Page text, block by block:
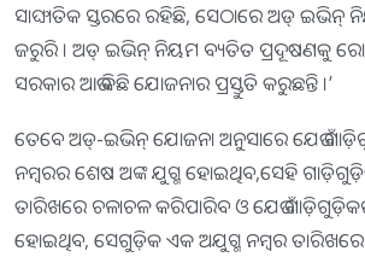
ସାଙ୍ଘାତିକ ସ୍ତରରେ ରହିଛି, ସେଠାରେ ଅଡ୍ ଇଭିନ୍
ଜରୁରି । ଅଡ୍ ଇଭିନ୍ ନିୟମ ବ୍ୟତିତ ପ୍ରଦୂଷଣକୁ
ସରକାର ଆଉ କିଛି ଯୋଜନାର ପ୍ରସ୍ତୁତି କରୁଛନ୍ତି ।’
ତେବେ ଅଡ୍‍-ଇଭିନ୍‍ ଯୋଜନା ଅନୁସାରେ ଯେଉଁ
ନମ୍ବରର ଶେଷ ଅଙ୍କ ଯୁଗ୍ମ ହୋଇଥିବ,ସେହି
ତାରିଖରେ ଚଳାଚଳ କରିପାରିବ ଓ ଯେଉଁ
ହୋଇଥିବ, ସେଗୁଡ଼ିକ ଏକ ଅଯୁଗ୍ମ ନମ୍ବର